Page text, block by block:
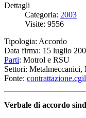
Dettagli
Categoria: 2003
Visite: 9556
Tipologia: Accordo
Data firma: 15 luglio
Parti: Motrol e RSU
Settori:
Fonte:
Verbale di accordo